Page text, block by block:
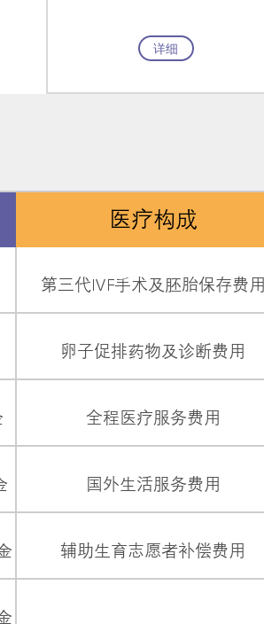
医疗构成
第三代IVF手术及胚胎保存费用
卵子促排药物及诊断费用
全程医疗服务费用
国外生活服务费用
辅助生育志愿者补偿费用